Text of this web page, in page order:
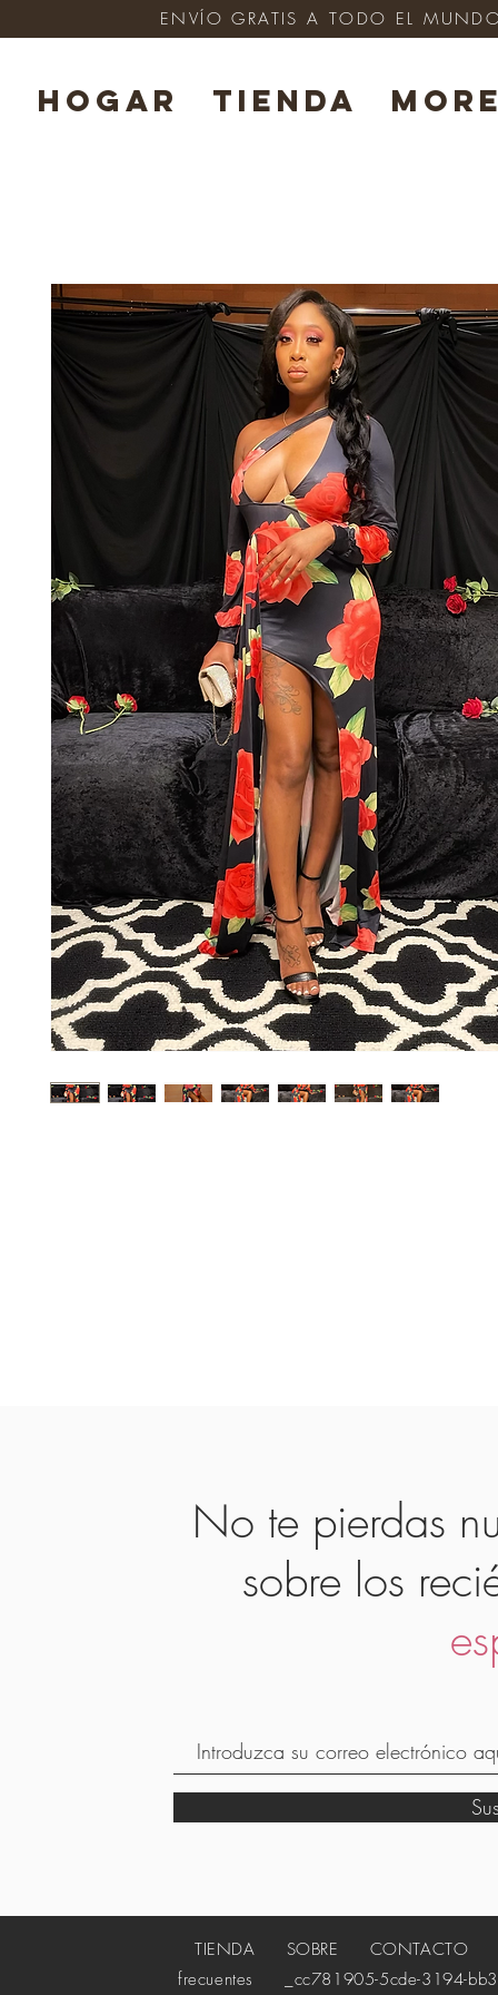
HOGAR TIENDA
ENVÍO GRATIS A TODO EL
No te pierdas
sobre los
TIENDA SOBRE CONTACTO
frecuentes
_cc781905-5cde-3194-